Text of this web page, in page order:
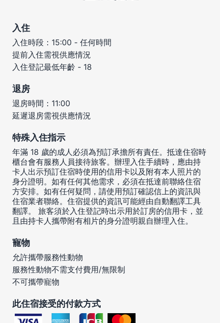
入住
入住時段：15:00 - 任何時間
提前入住需視供應情況
入住登記最低年齡 - 18
退房
退房時間：11:00
延遲退房需視供應情況
特殊入住指示
年滿 18 歲的成人必須為預訂承擔所有責任。抵達住宿時
櫃台會有服務人員接待旅客。辦理入住手續時，應由持
卡人出示預訂住宿時使用的信用卡以及附有本人照片的
身分證明。如有任何其他需求，必須在抵達前聯絡住宿
方安排。如有任何疑問，請使用預訂確認信上的資訊與
住宿業者聯絡。住宿提供的資訊可能經由自動翻譯工具
翻譯。 旅客須於入住登記時出示用於訂房的信用卡，並
且由持卡人攜帶附有相片的身分證明親自辦理入住。
寵物
允許攜帶服務性動物
服務性動物不需支付費用/無限制
不可攜帶寵物
此住宿接受的付款方式